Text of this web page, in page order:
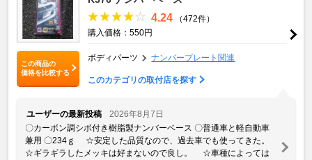
この商品の
価格を比較する
4.24
（472件）
購入価格：550円
ボディパーツ ナンバープレート関連
このカテゴリの取付店を探す
ユーザーの最新投稿
2026年8月7日
〇カーボン調シボ付き樹脂製ナンバーベース 〇普通車と軽自動車
兼用 〇234ｇ ☆安定した品質なので、過去車でも使ってきた。
☆ギラギラしたメッキは好まないので良し。 ☆車種によっては